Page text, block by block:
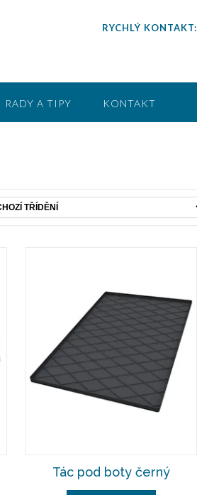
RYCHLÝ KONTAKT:
RADY A TIPY KONTAKT
Tác pod boty černý